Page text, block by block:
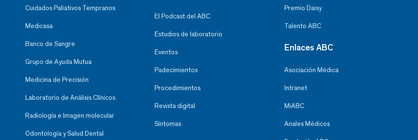
Cuidados Paliativos Tempranos
Medicasa
Banco de Sangre
Grupo de Ayuda Mutua
Medicina de Precisión
Laboratorio de Análisis Clínicos
Radiología e Imagen molecular
Odontología y Salud Dental
El Podcast del ABC
Estudios de laboratorio
Eventos
Padecimientos
Procedimientos
Revista digital
Síntomas
Premio Daisy
Talento ABC
Enlaces ABC
Asociación Médica
Intranet
MiABC
Anales Médicos